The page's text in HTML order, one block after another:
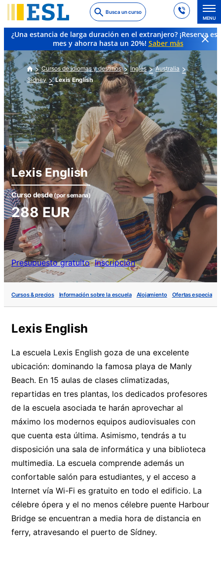
to
main
content
Busca un curso
MENU
¿Una estancia de larga duración en el extranjero? ¡Reserva
mes y ahorra hasta un 20%! Saber más
Cursos de idiomas y destinos Inglés
Australia
Sídney
Lexis English
Lexis English
Curso desde(por semana)
288EUR
Presupuesto gratuito Inscripción
Cursos & precios Información sobre la escuela Alojamiento Ofertas especiales
Lexis English
La escuela Lexis English goza de una excelente
ubicación: dominando la famosa playa de Manly
Beach. En 15 aulas de clases climatizadas,
repartidas en tres plantas, los dedicados profesores
de la escuela asociada te harán aprovechar al
máximo los modernos equipos audiovisuales con
que cuenta esta última. Asimismo, tendrás a tu
disposición una sala de informática y una biblioteca
multimedia. La escuela comprende además un
confortable salón para estudiantes, y el acceso a
Internet vía Wi-Fi es gratuito en todo el edificio. La
célebre ópera y el no menos célebre puente Harbour
Bridge se encuentran a media hora de distancia en
ferry, atravesando el puerto de Sídney.